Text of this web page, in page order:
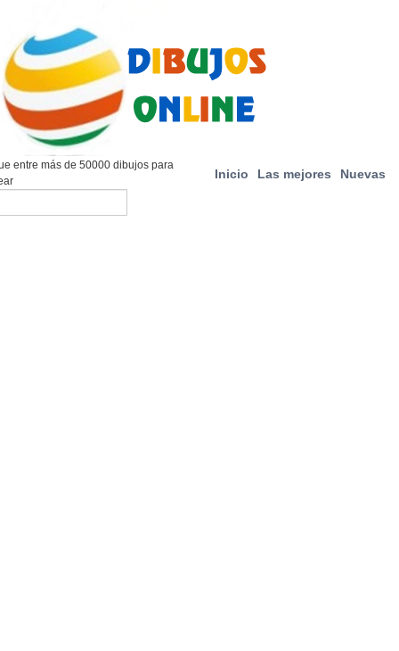
Inicio Las mejores Nuevas
entre más de 50000 dibujos para